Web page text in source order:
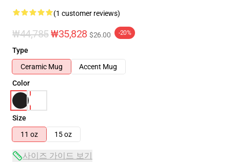
(1 customer reviews)
₩44,785₩35,828 $26.00 -20%
Type
Ceramic Mug
Accent Mug
Color
Size
11 oz
15 oz
사이즈 가이드 보기